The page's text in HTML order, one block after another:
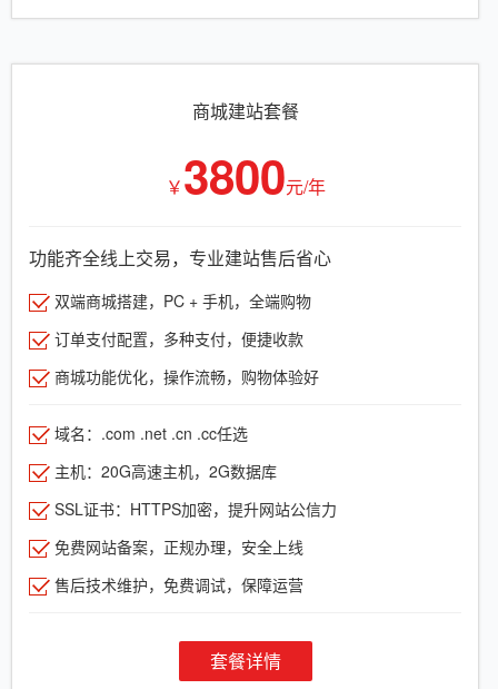
商城建站套餐
￥3800元/年
功能齐全线上交易，专业建站售后省心
双端商城搭建，PC + 手机，全端购物
订单支付配置，多种支付，便捷收款
商城功能优化，操作流畅，购物体验好
域名：.com .net .cn .cc任选
主机：20G高速主机，2G数据库
SSL证书：HTTPS加密，提升网站公信力
免费网站备案，正规办理，安全上线
售后技术维护，免费调试，保障运营
套餐详情